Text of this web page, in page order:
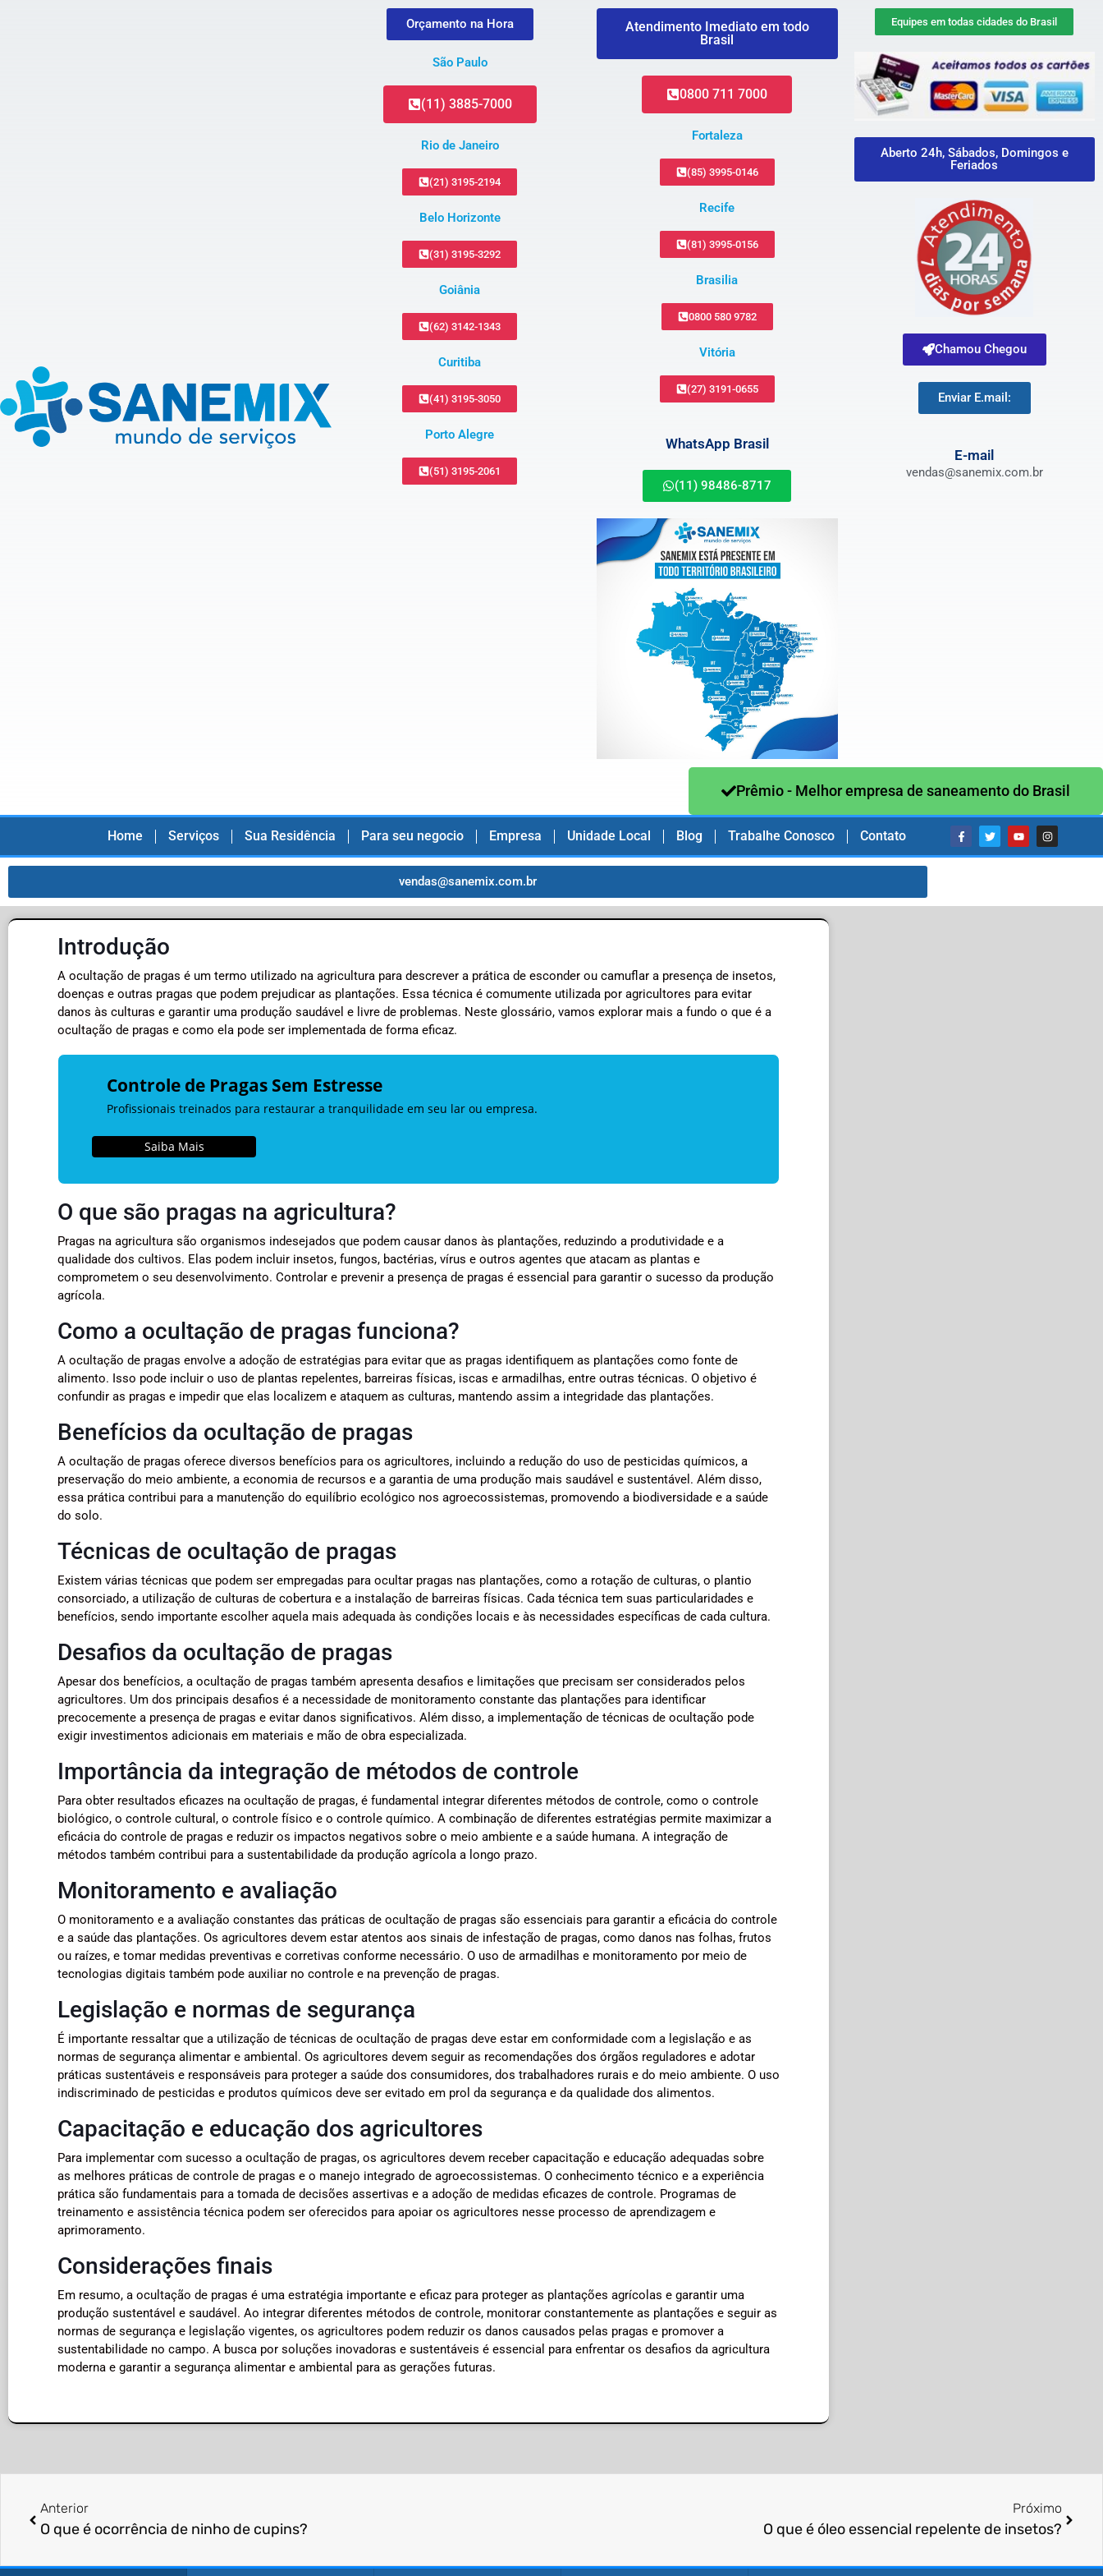
Orçamento na Hora
São Paulo
(11) 3885-7000
Rio de Janeiro
(21) 3195-2194
Belo Horizonte
(31) 3195-3292
Goiânia
(62) 3142-1343
Curitiba
(41) 3195-3050
Porto Alegre
(51) 3195-2061
Atendimento Imediato em todo
Brasil
0800 711 7000
Fortaleza
(85) 3995-0146
Recife
(81) 3995-0156
Brasilia
0800 580 9782
Vitória
(27) 3191-0655
WhatsApp Brasil
(11) 98486-8717
Equipes em todas cidades do Brasil
Aberto 24h, Sábados, Domingos e
Feriados
Chamou Chegou
Enviar E.mail:
E-mail
vendas@sanemix.com.br
Prêmio - Melhor empresa de saneamento do Brasil
Home Serviços Sua Residência Para seu negocio Empresa Unidade Local Blog Trabalhe Conosco Contato
vendas@sanemix.com.br
Introdução
A ocultação de pragas é um termo utilizado na agricultura para descrever a prática de esconder ou camuflar a presença de insetos,
doenças e outras pragas que podem prejudicar as plantações. Essa técnica é comumente utilizada por agricultores para evitar
danos às culturas e garantir uma produção saudável e livre de problemas. Neste glossário, vamos explorar mais a fundo o que é a
ocultação de pragas e como ela pode ser implementada de forma eficaz.
Controle de Pragas Sem Estresse
Profissionais treinados para restaurar a tranquilidade em seu lar ou empresa.
Saiba Mais
O que são pragas na agricultura?
Pragas na agricultura são organismos indesejados que podem causar danos às plantações, reduzindo a produtividade e a
qualidade dos cultivos. Elas podem incluir insetos, fungos, bactérias, vírus e outros agentes que atacam as plantas e
comprometem o seu desenvolvimento. Controlar e prevenir a presença de pragas é essencial para garantir o sucesso da produção
agrícola.
Como a ocultação de pragas funciona?
A ocultação de pragas envolve a adoção de estratégias para evitar que as pragas identifiquem as plantações como fonte de
alimento. Isso pode incluir o uso de plantas repelentes, barreiras físicas, iscas e armadilhas, entre outras técnicas. O objetivo é
confundir as pragas e impedir que elas localizem e ataquem as culturas, mantendo assim a integridade das plantações.
Benefícios da ocultação de pragas
A ocultação de pragas oferece diversos benefícios para os agricultores, incluindo a redução do uso de pesticidas químicos, a
preservação do meio ambiente, a economia de recursos e a garantia de uma produção mais saudável e sustentável. Além disso,
essa prática contribui para a manutenção do equilíbrio ecológico nos agroecossistemas, promovendo a biodiversidade e a saúde
do solo.
Técnicas de ocultação de pragas
Existem várias técnicas que podem ser empregadas para ocultar pragas nas plantações, como a rotação de culturas, o plantio
consorciado, a utilização de culturas de cobertura e a instalação de barreiras físicas. Cada técnica tem suas particularidades e
benefícios, sendo importante escolher aquela mais adequada às condições locais e às necessidades específicas de cada cultura.
Desafios da ocultação de pragas
Apesar dos benefícios, a ocultação de pragas também apresenta desafios e limitações que precisam ser considerados pelos
agricultores. Um dos principais desafios é a necessidade de monitoramento constante das plantações para identificar
precocemente a presença de pragas e evitar danos significativos. Além disso, a implementação de técnicas de ocultação pode
exigir investimentos adicionais em materiais e mão de obra especializada.
Importância da integração de métodos de controle
Para obter resultados eficazes na ocultação de pragas, é fundamental integrar diferentes métodos de controle, como o controle
biológico, o controle cultural, o controle físico e o controle químico. A combinação de diferentes estratégias permite maximizar a
eficácia do controle de pragas e reduzir os impactos negativos sobre o meio ambiente e a saúde humana. A integração de
métodos também contribui para a sustentabilidade da produção agrícola a longo prazo.
Monitoramento e avaliação
O monitoramento e a avaliação constantes das práticas de ocultação de pragas são essenciais para garantir a eficácia do controle
e a saúde das plantações. Os agricultores devem estar atentos aos sinais de infestação de pragas, como danos nas folhas, frutos
ou raízes, e tomar medidas preventivas e corretivas conforme necessário. O uso de armadilhas e monitoramento por meio de
tecnologias digitais também pode auxiliar no controle e na prevenção de pragas.
Legislação e normas de segurança
É importante ressaltar que a utilização de técnicas de ocultação de pragas deve estar em conformidade com a legislação e as
normas de segurança alimentar e ambiental. Os agricultores devem seguir as recomendações dos órgãos reguladores e adotar
práticas sustentáveis e responsáveis para proteger a saúde dos consumidores, dos trabalhadores rurais e do meio ambiente. O uso
indiscriminado de pesticidas e produtos químicos deve ser evitado em prol da segurança e da qualidade dos alimentos.
Capacitação e educação dos agricultores
Para implementar com sucesso a ocultação de pragas, os agricultores devem receber capacitação e educação adequadas sobre
as melhores práticas de controle de pragas e o manejo integrado de agroecossistemas. O conhecimento técnico e a experiência
prática são fundamentais para a tomada de decisões assertivas e a adoção de medidas eficazes de controle. Programas de
treinamento e assistência técnica podem ser oferecidos para apoiar os agricultores nesse processo de aprendizagem e
aprimoramento.
Considerações finais
Em resumo, a ocultação de pragas é uma estratégia importante e eficaz para proteger as plantações agrícolas e garantir uma
produção sustentável e saudável. Ao integrar diferentes métodos de controle, monitorar constantemente as plantações e seguir as
normas de segurança e legislação vigentes, os agricultores podem reduzir os danos causados pelas pragas e promover a
sustentabilidade no campo. A busca por soluções inovadoras e sustentáveis é essencial para enfrentar os desafios da agricultura
moderna e garantir a segurança alimentar e ambiental para as gerações futuras.
Anterior
O que é ocorrência de ninho de cupins?
Próximo
O que é óleo essencial repelente de insetos?